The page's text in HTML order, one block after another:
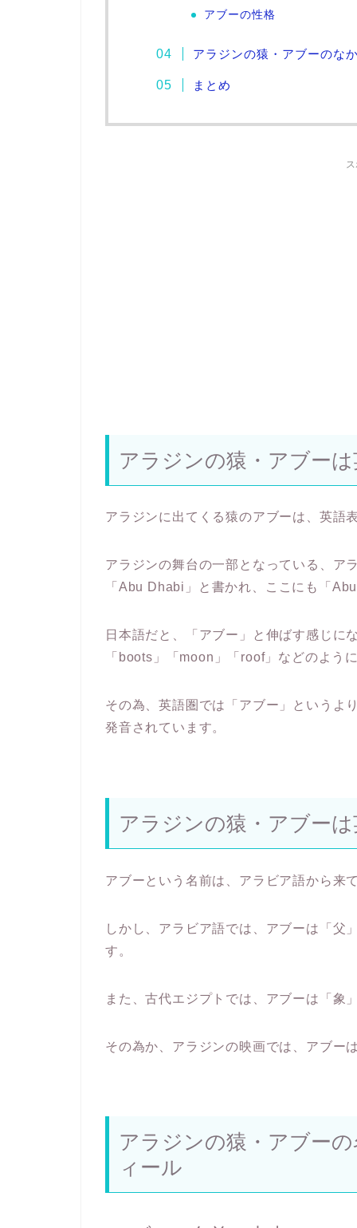
アブーの性格
アラジンの猿・アブーのな
まとめ
アラジンの猿・アブー
アラジンに出てくる猿のアブーは、英語
アラジンの舞台の一部となっている、ア
「Abu Dhabi」と書かれ、ここにも「
日本語だと、「アブー」と伸ばす感じに
「boots」「moon」「roof」などのよう
その為、英語圏では「アブー」というよ
発音されています。
アラジンの猿・アブー
アブーという名前は、アラビア語から来
しかし、アラビア語では、アブーは「父
す。
また、古代エジプトでは、アブーは「象
その為か、アラジンの映画では、アブー
アラジンの猿・アブー
ィール